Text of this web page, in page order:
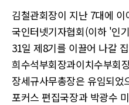
김철관회장이 지난 7대에
국인터넷기자협회(이하 '인
31일 제8기를 이끌어 나갈
희수석부회장과이치수부회
장세규사무총장은 유임되
포커스 편집국장과 박광수